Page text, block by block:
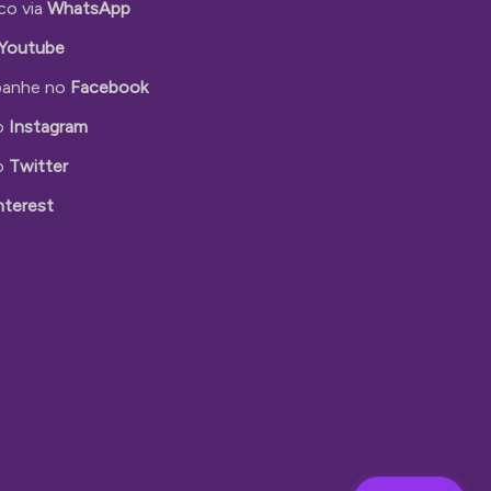
via WhatsApp
no Facebook
Instagram
Twitter